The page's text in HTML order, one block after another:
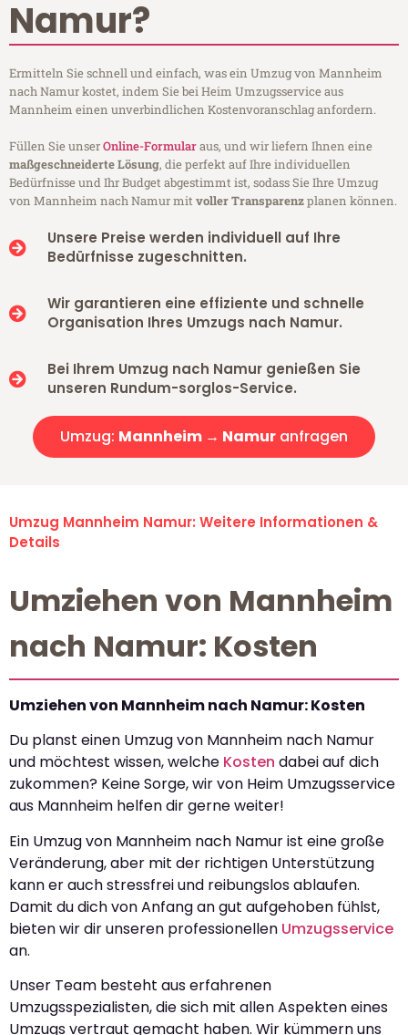
Namur?
Ermitteln Sie schnell und einfach, was ein Umzug von Mannheim
nach Namur kostet, indem Sie bei Heim Umzugsservice aus
Mannheim einen unverbindlichen Kostenvoranschlag anfordern.
Füllen Sie unserOnline-Formularaus, und wir liefern Ihnen eine
maßgeschneiderte Lösung, die perfekt auf Ihre individuellen
Bedürfnisse und Ihr Budget abgestimmt ist, sodass Sie Ihre Umzug
von Mannheim nach Namur mitvoller Transparenzplanen können.
Unsere Preise werden individuell auf Ihre
Bedürfnisse zugeschnitten.
Wir garantieren eine effiziente und schnelle
Organisation Ihres Umzugs nach Namur.
Bei Ihrem Umzug nach Namur genießen Sie
unseren Rundum-sorglos-Service.
Umzug: Mannheim → Namur anfragen
Umzug Mannheim Namur: Weitere Informationen &
Details
Umziehen von Mannheim
nach Namur: Kosten
Umziehen von Mannheim nach Namur: Kosten
Du planst einen Umzug von Mannheim nach Namur
und möchtest wissen, welche Kosten dabei auf dich
zukommen? Keine Sorge, wir von Heim Umzugsservice
aus Mannheim helfen dir gerne weiter!
Ein Umzug von Mannheim nach Namur ist eine große
Veränderung, aber mit der richtigen Unterstützung
kann er auch stressfrei und reibungslos ablaufen.
Damit du dich von Anfang an gut aufgehoben fühlst,
bieten wir dir unseren professionellen Umzugsservice
an.
Unser Team besteht aus erfahrenen
Umzugsspezialisten, die sich mit allen Aspekten eines
Umzugs vertraut gemacht haben. Wir kümmern uns